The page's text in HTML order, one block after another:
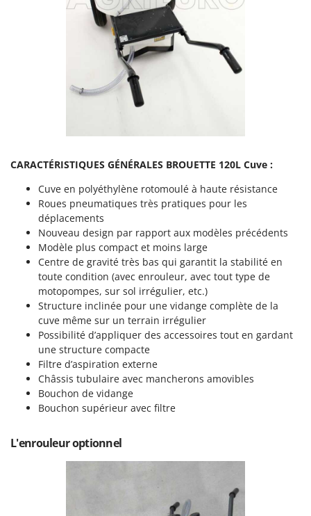
Partisani
Prismafood
Reber
Redback
Resto Italia
Ribimex
Ripartrak
Ritter
River Systems
Robomow
Rossofuoco
Rover Pompe
Royal Food
Ryobi
S
S.T.P.
Santos
CARACTÉRISTIQUES GÉNÉRALES BROUETTE 120L Cuve :
Cuve en polyéthylène rotomoulé à haute résistance
Roues pneumatiques très pratiques pour les
déplacements
Nouveau design par rapport aux modèles précédents
Modèle plus compact et moins large
Centre de gravité très bas qui garantit la stabilité en
toute condition (avec enrouleur, avec tout type de
motopompes, sur sol irrégulier, etc.)
Structure inclinée pour une vidange complète de la
cuve même sur un terrain irrégulier
Possibilité d’appliquer des accessoires tout en gardant
une structure compacte
Filtre d’aspiration externe
Châssis tubulaire avec mancherons amovibles
Bouchon de vidange
Bouchon supérieur avec filtre
L'enrouleur optionnel